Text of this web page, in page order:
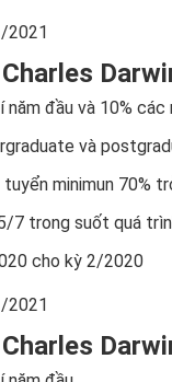
2021
Charles
năm đầu và 10%
và
minimun 70%
7 trong suốt quá
cho kỳ 2/2020
2021
Charles